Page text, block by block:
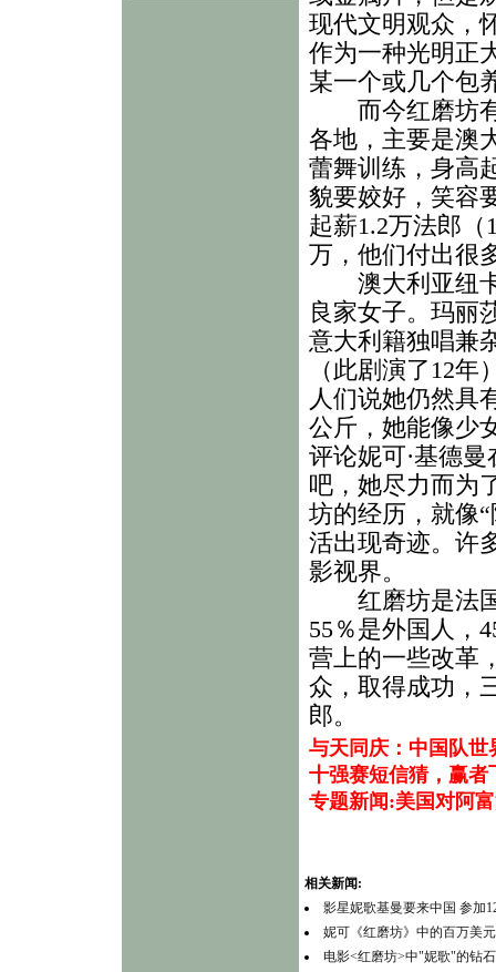
现代文明观众，
作为一种光明正
某一个或几个包
而今红磨坊有
各地，主要是澳
蕾舞训练，身高
貌要姣好，笑容
起薪1.2万法郎（
万，他们付出很
澳大利亚纽卡
良家女子。玛丽
意大利籍独唱兼
（此剧演了12
人们说她仍然具
公斤，她能像少
评论妮可·基德
吧，她尽力而为
坊的经历，就像
活出现奇迹。许
影视界。
红磨坊是法国
55％是外国人，
营上的一些改革
众，取得成功，
郎。
与天同庆：中国队
十强赛短信猜，赢
专题新闻:美国对阿
相关新闻:
影星妮歌基曼要来中国 参加
妮可《红磨坊》中的百万美
电影<红磨坊>中"妮歌"的钻